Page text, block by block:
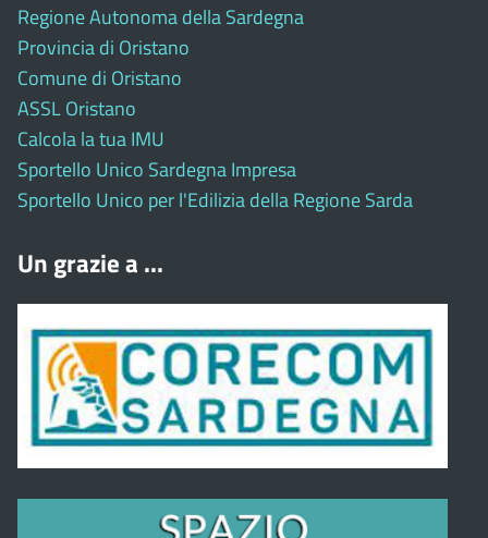
Regione Autonoma della Sardegna
Provincia di Oristano
Comune di Oristano
ASSL Oristano
Calcola la tua IMU
Sportello Unico Sardegna Impresa
Sportello Unico per l'Edilizia della Regione Sarda
Un grazie a ...